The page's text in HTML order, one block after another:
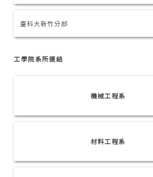
臺科大新竹分部
工學院系所連結
機械工程系
材料工程系